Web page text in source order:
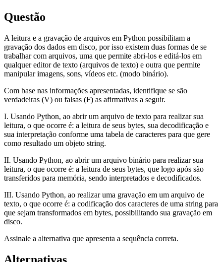
Questão
A leitura e a gravação de arquivos em Python possibilitam a
gravação dos dados em disco, por isso existem duas formas de se
trabalhar com arquivos, uma que permite abri-los e editá-los em
qualquer editor de texto (arquivos de texto) e outra que permite
manipular imagens, sons, vídeos etc. (modo binário).
Com base nas informações apresentadas, identifique se são
verdadeiras (V) ou falsas (F) as afirmativas a seguir.
I. Usando Python, ao abrir um arquivo de texto para realizar sua
leitura, o que ocorre é: a leitura de seus bytes, sua decodificação e
sua interpretação conforme uma tabela de caracteres para que gere
como resultado um objeto string.
II. Usando Python, ao abrir um arquivo binário para realizar sua
leitura, o que ocorre é: a leitura de seus bytes, que logo após são
transferidos para memória, sendo interpretados e decodificados.
III. Usando Python, ao realizar uma gravação em um arquivo de
texto, o que ocorre é: a codificação dos caracteres de uma string para
que sejam transformados em bytes, possibilitando sua gravação em
disco.
Assinale a alternativa que apresenta a sequência correta.
Alternativas